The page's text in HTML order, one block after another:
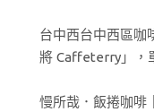
台中西台中西區咖
將 Caffeterry」，
慢所哉．飯捲咖啡